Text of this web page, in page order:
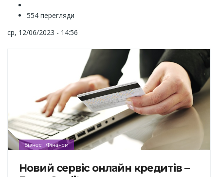
554 перегляди
ср, 12/06/2023 - 14:56
Бізнес і Фінанси
Новий сервіс онлайн кредитів –